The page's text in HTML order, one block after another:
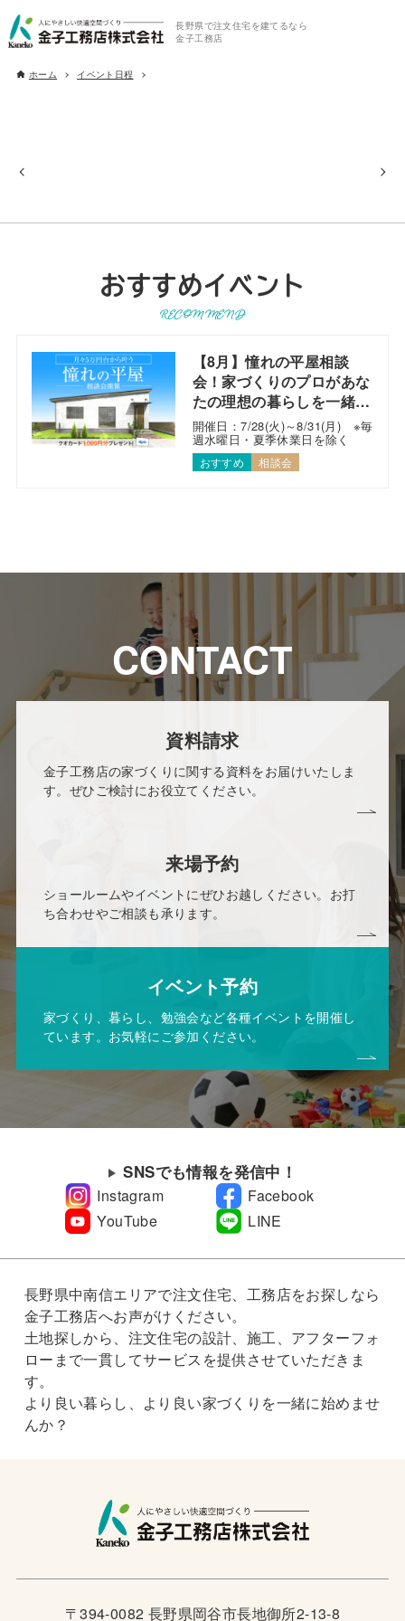
長野県で注文住宅を建てるなら
金子工務店
ホーム イベント日程
おすすめイベント
RECOMMEND
【8月】憧れの平屋相談
会！家づくりのプロがあな
たの理想の暮らしを一緒に
考えます！
開催日：7/28(火)～8/31(月) ※毎
週水曜日・夏季休業日を除く
おすすめ 相談会
CONTACT
資料請求
金子工務店の家づくりに関する資料をお届けいたしま
す。ぜひご検討にお役立てください。
来場予約
ショールームやイベントにぜひお越しください。お打
ち合わせやご相談も承ります。
イベント予約
家づくり、暮らし、勉強会など各種イベントを開催し
ています。お気軽にご参加ください。
SNSでも情報を発信中！
Instagram
Facebook
YouTube
LINE
長野県中南信エリアで注文住宅、工務店をお探しなら
金子工務店へお声がけください。
土地探しから、注文住宅の設計、施工、アフターフォ
ローまで一貫してサービスを提供させていただきま
す。
より良い暮らし、より良い家づくりを一緒に始めませ
んか？
〒394-0082 長野県岡谷市長地御所2-13-8